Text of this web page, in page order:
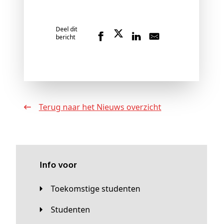
Deel dit
bericht
Terug naar het Nieuws overzicht
Info voor
Toekomstige studenten
Studenten